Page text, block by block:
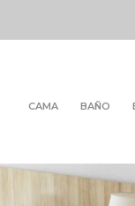
CAMA BAÑO